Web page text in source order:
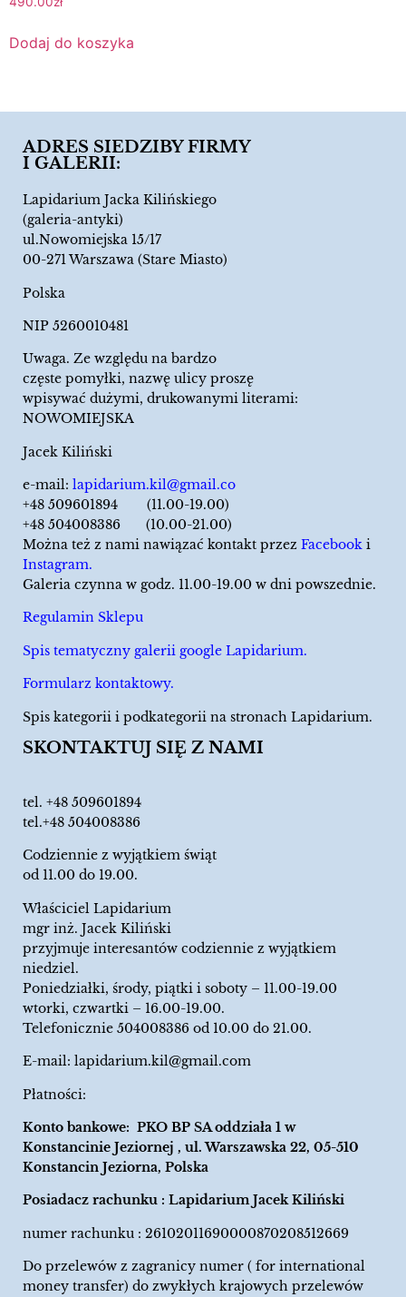
Dodaj do koszyka
ADRES SIEDZIBY FIRMY
I GALERII:
Lapidarium Jacka Kilińskiego
(galeria-antyki)
ul.Nowomiejska 15/17
00-271 Warszawa (Stare Miasto)
Polska
NIP 5260010481
Uwaga. Ze względu na bardzo
częste pomyłki, nazwę ulicy proszę
wpisywać dużymi, drukowanymi literami:
NOWOMIEJSKA
Jacek Kiliński
e-mail: lapidarium.kil@gmail.co
+48 509601894 (11.00-19.00)
+48 504008386 (10.00-21.00)
Można też z nami nawiązać kontakt przez Facebook i
Instagram.
Galeria czynna w godz. 11.00-19.00 w dni powszednie.
Regulamin Sklepu
Spis tematyczny galerii google Lapidarium.
Formularz kontaktowy.
Spis kategorii i podkategorii na stronach Lapidarium.
SKONTAKTUJ SIĘ Z NAMI
tel. +48 509601894
tel.+48 504008386
Codziennie z wyjątkiem świąt
od 11.00 do 19.00.
Właściciel Lapidarium
mgr inż. Jacek Kiliński
przyjmuje interesantów codziennie z wyjątkiem
niedziel.
Poniedziałki, środy, piątki i soboty – 11.00-19.00
wtorki, czwartki – 16.00-19.00.
Telefonicznie 504008386 od 10.00 do 21.00.
E-mail: lapidarium.kil@gmail.com
Płatności:
Konto bankowe: PKO BP SA oddziała 1 w
Konstancinie Jeziornej , ul. Warszawska 22, 05-510
Konstancin Jeziorna, Polska
Posiadacz rachunku : Lapidarium Jacek Kiliński
numer rachunku : 26102011690000870208512669
Do przelewów z zagranicy numer ( for international
money transfer) do zwykłych krajowych przelewów